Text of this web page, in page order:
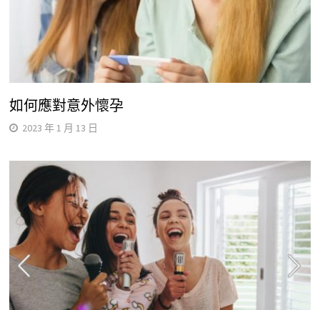
如何應對意外懷孕
2023 年 1 月 13 日